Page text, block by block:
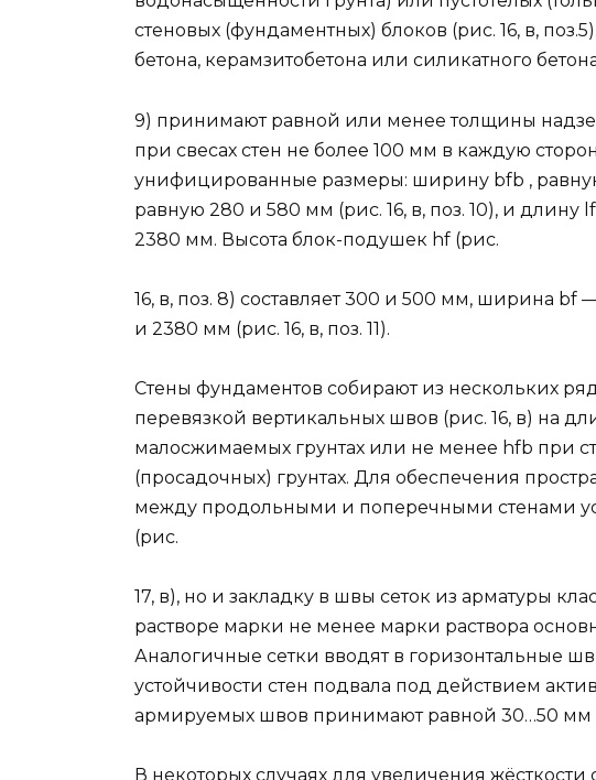
стеновых (фундаментных) блоков (рис. 16, в,
бетона, керамзитобетона или силикатного
9) принимают равной или менее толщины
при свесах стен не более 100 мм в каждую
унифицированные размеры: ширину bfb ,
равную 280 и 580 мм (рис. 16, в, поз. 10), и длину
2380 мм. Высота блок-подушек hf (рис.
16, в, поз. 8) составляет 300 и 500 мм, ширина
и 2380 мм (рис. 16, в, поз. 11).
Стены фундаментов собирают из нескольких
перевязкой вертикальных швов (рис. 16, в) на
малосжимаемых грунтах или не менее hfb при
(просадочных) грунтах. Для обеспечения
между продольными и поперечными стенами
(рис.
17, в), но и закладку в швы сеток из арматуры
растворе марки не менее марки раствора
Аналогичные сетки вводят в горизонтальные
устойчивости стен подвала под действием
армируемых швов принимают равной 30…50 мм
В некоторых случаях для увеличения жёсткости